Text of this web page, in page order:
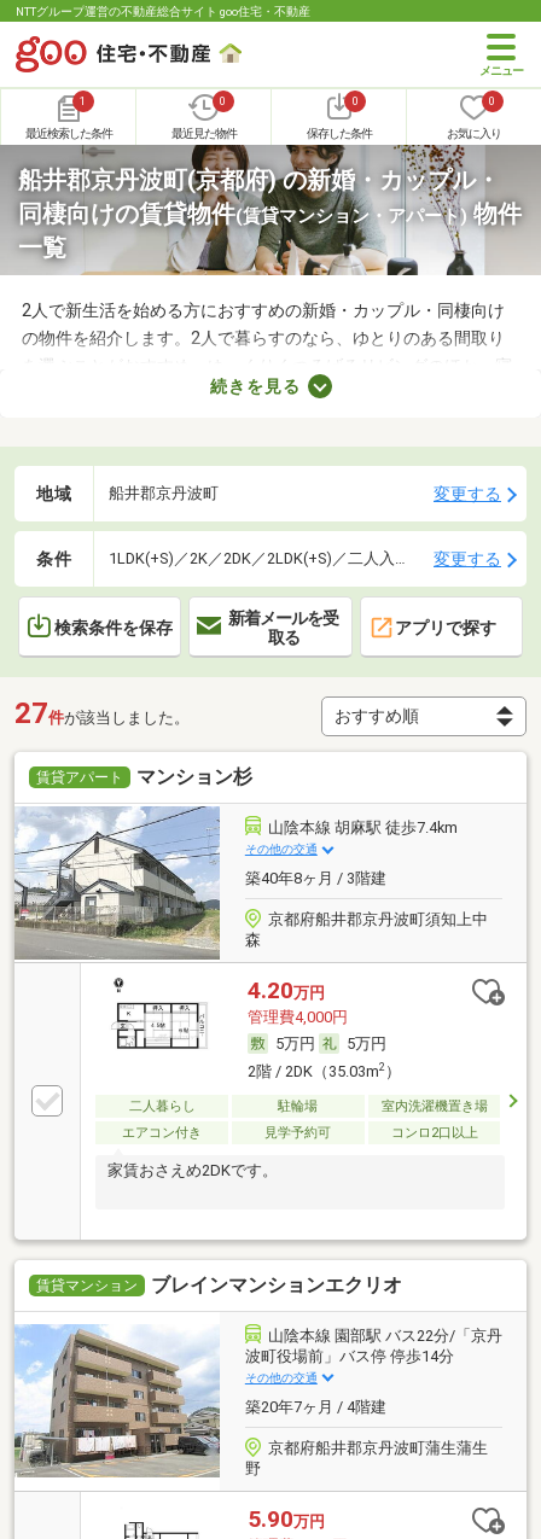
NTTグループ運営の不動産総合サイト goo住宅・不動産
1
最近検索した条件
0
最近見た物件
0
保存した条件
0
お気に入り
船井郡京丹波町(京都府) の新婚・カップル・
同棲向けの賃貸物件(賃貸マンション・アパート) 物件
一覧
2人で新生活を始める方におすすめの新婚・カップル・同棲向け
の物件を紹介します。2人で暮らすのなら、ゆとりのある間取り
を選ぶことがおすすめ。ゆっくりくつろげるリビングのほか、寝
室や収納スペースを確保できる物件を選べば、長く快適に暮らせ
てチェックしてみてくださいね。
続きを見る
地域 船井郡京丹波町 変更する
条件 1LDK(+S)／2K／2DK／2LDK(+S)／二人入居可 変更する
検索条件を保存
新着メールを受
取る
アプリで探す
27件が該当しました。
賃貸アパート マンション杉
山陰本線 胡麻駅 徒歩7.4km
その他の交通
築40年8ヶ月 / 3階建
京都府船井郡京丹波町須知上中
森
4.20万円
管理費4,000円
5万円
5万円
2階 / 2DK（35.03m2）
二人暮らし 駐輪場
室内洗濯機置き場
エアコン付き
見学予約可 コンロ2口以上
家賃おさえめ2DKです。
賃貸マンション ブレインマンションエクリオ
山陰本線 園部駅 バス22分/「京丹
波町役場前」バス停 停歩14分
その他の交通
築20年7ヶ月 / 4階建
京都府船井郡京丹波町蒲生蒲生
野
5.90万円